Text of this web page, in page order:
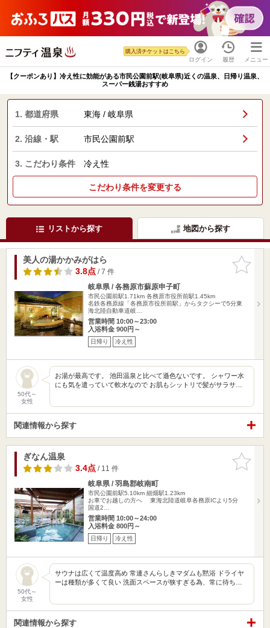
ログイン
購入済チケットはこちら
履歴 メニュー
【クーポンあり】冷え性に効能がある市民公園前駅(岐阜県)近くの温泉、日帰り温泉、
スーパー銭湯おすすめ
1. 都道府県 東海 / 岐阜県
2. 沿線・駅 市民公園前駅
3. こだわり条件 冷え性
こだわり条件を変更する
リストから探す 地図から探す
お気に入
りに追加
美人の湯かかみがはら
3.8点/ 7 件
岐阜県 / 各務原市蘇原申子町
市民公園前駅1.71km 各務原市役所前駅1.45km
名鉄各務原線「各務原市役所前駅」からタクシーで5分東
海北陸自動車道岐…
営業時間 10:00～23:00
入浴料金 900円～
日帰り 冷え性
50代～
女性
お湯が最高です。 池田温泉と比べて遜色ないです。 シャワー水
にも気を遣っていて軟水なので お肌もシットリで髪がサラサ…
関連情報から探す
お気に入
りに追加
ぎなん温泉
3.4点/ 11 件
岐阜県 / 羽島郡岐南町
市民公園前駅5.10km 細畑駅1.23km
お車でお越しの方へ 東海北陸道岐阜各務原ICより5分
国道2…
営業時間 10:00～24:00
入浴料金 800円～
日帰り 冷え性
50代～
女性
サウナは広くて温度高め 常連さんらしきマダムも黙浴 ドライヤ
ーは種類が多くて良い 洗面スペースが狭すぎる為、常に待ち…
関連情報から探す